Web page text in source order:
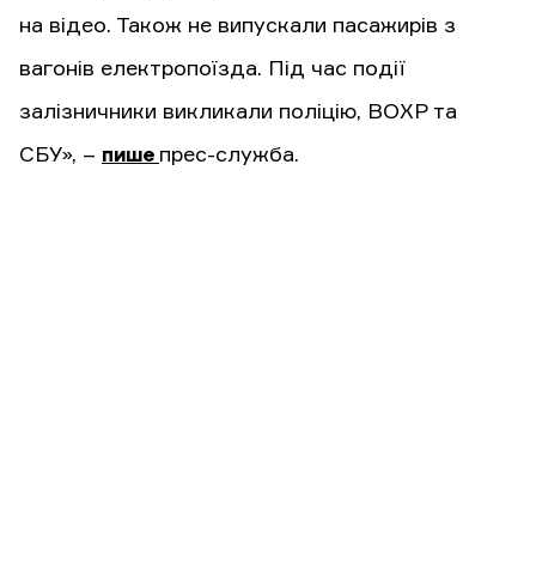
на відео. Також не випускали пасажирів з
вагонів електропоїзда. Під час події
залізничники викликали поліцію, ВОХР та
СБУ», – пише прес-служба.